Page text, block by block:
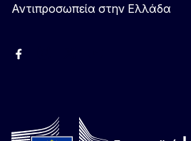
Αντιπροσωπεία στην Ελλάδα
Facebook